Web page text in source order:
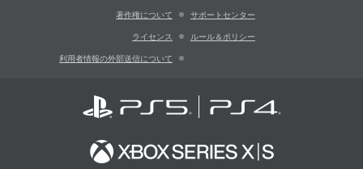
著作権について サポートセンター
ライセンス ルール＆ポリシー
利用者情報の外部送信について